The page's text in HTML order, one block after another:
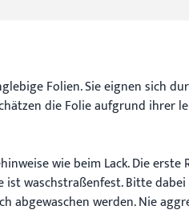
Folien. Sie eignen sich
die Folie aufgrund ihrer
wie beim Lack. Die
waschstraßenfest. Bitte
werden. Nie